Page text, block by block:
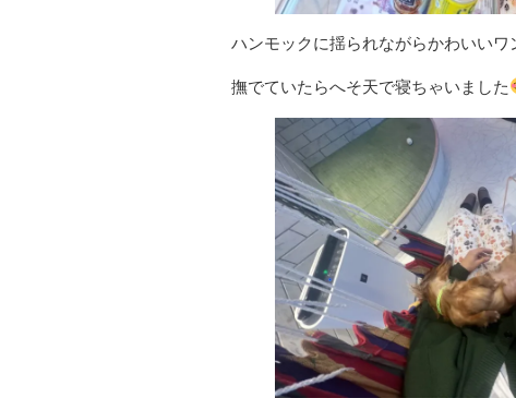
ハンモックに揺られながらかわいいワ
撫でていたらへそ天で寝ちゃいました